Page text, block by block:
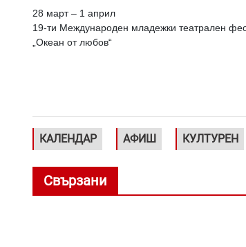
28 март – 1 април
19-ти Международен младежки театрален
„Океан от любов“
КАЛЕНДАР АФИШ КУЛТУРЕН
Свързани